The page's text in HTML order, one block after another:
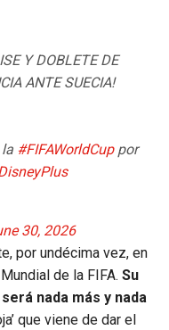
Y DOBLETE DE
ANTE SUECIA!
#FIFAWorldCuppor
30, 2026
por undécima vez, en
de la FIFA. Su
nada más y nada
que viene de dar el